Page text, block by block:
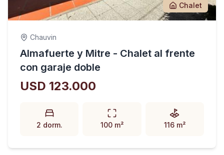
Chalet
Chauvin
Almafuerte y Mitre - Chalet al frente
con garaje doble
USD 123.000
2 dorm. 100 m² 116 m²